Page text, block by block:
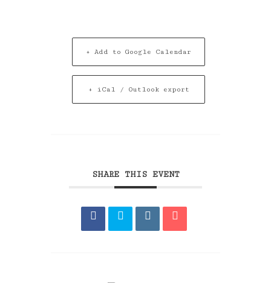
+ Add to Google Calendar
+ iCal / Outlook export
SHARE THIS EVENT